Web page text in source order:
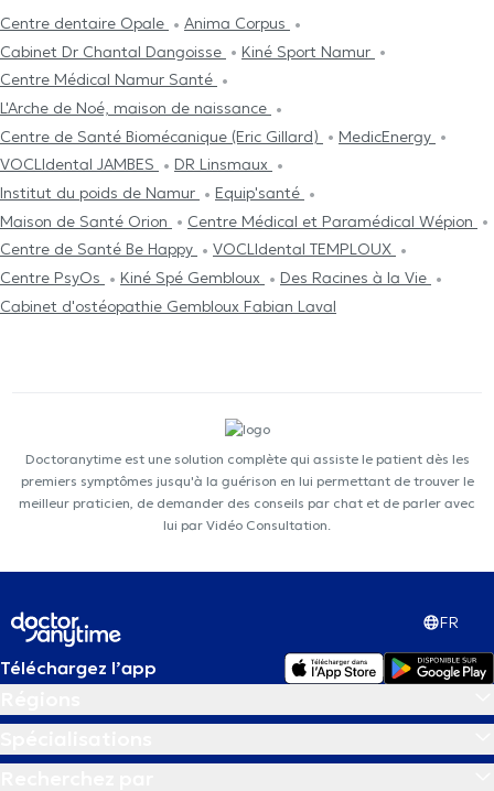
Centre dentaire Opale
Anima Corpus
Cabinet Dr Chantal Dangoisse
Kiné Sport Namur
Centre Médical Namur Santé
L'Arche de Noé, maison de naissance
Centre de Santé Biomécanique (Eric Gillard)
MedicEnergy
VOCLIdental JAMBES
DR Linsmaux
Institut du poids de Namur
Equip'santé
Maison de Santé Orion
Centre Médical et Paramédical Wépion
Centre de Santé Be Happy
VOCLIdental TEMPLOUX
Centre PsyOs
Kiné Spé Gembloux
Des Racines à la Vie
Cabinet d'ostéopathie Gembloux Fabian Laval
Doctoranytime est une solution complète qui assiste le patient dès les
premiers symptômes jusqu'à la guérison en lui permettant de trouver le
meilleur praticien, de demander des conseils par chat et de parler avec
lui par Vidéo Consultation.
FR
Téléchargez l’app